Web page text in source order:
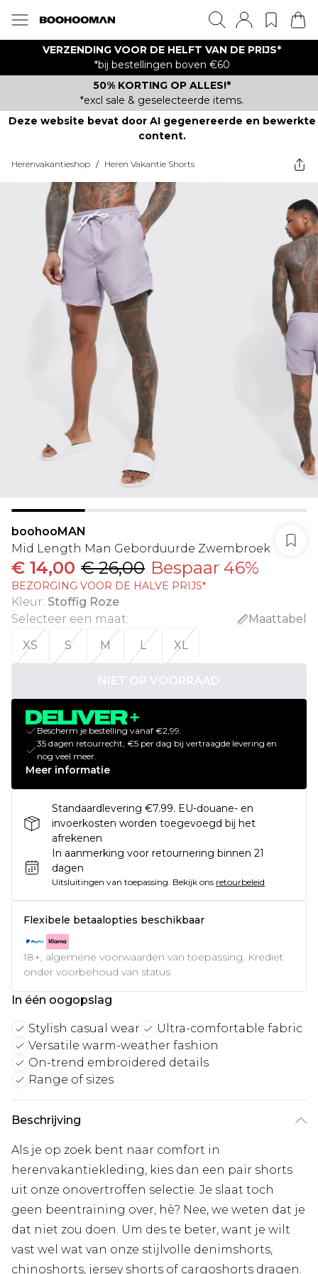
VERZENDING VOOR DE HELFT VAN DE PRIJS*
*bij bestellingen boven €60
50% KORTING OP ALLES!*
*excl sale & geselecteerde items.
Deze website bevat door AI gegenereerde en bewerkte
content.
Herenvakantieshop / Heren Vakantie Shorts
boohooMAN
Mid Length Man Geborduurde Zwembroek
€ 14,00 € 26,00 Bespaar 46%
BEZORGING VOOR DE HALVE PRIJS*
Kleur: Stoffig Roze
Selecteer een maat:
Maattabel
XS
S M L XL
NIET OP VOORRAAD
Bescherm je bestelling vanaf €2,99.
35 dagen retourrecht, €5 per dag bij vertraagde levering en
nog veel meer.
Meer informatie
Standaardlevering €7.99. EU-douane- en
invoerkosten worden toegevoegd bij het
afrekenen
In aanmerking voor retournering binnen 21
dagen
Uitsluitingen van toepassing. Bekijk ons retourbeleid
Flexibele betaalopties beschikbaar
18+, algemene voorwaarden van toepassing. Krediet
onder voorbehoud van status
In één oogopslag
Stylish casual wear
Ultra-comfortable fabric
Versatile warm-weather fashion
On-trend embroidered details
Range of sizes
Beschrijving
Als je op zoek bent naar comfort in
herenvakantiekleding, kies dan een pair shorts
uit onze onovertroffen selectie. Je slaat toch
geen beentraining over, hè? Nee, we weten dat je
dat niet zou doen. Um des te beter, want je wilt
vast wel wat van onze stijlvolle denimshorts,
chinoshorts, jersey shorts of cargoshorts dragen.